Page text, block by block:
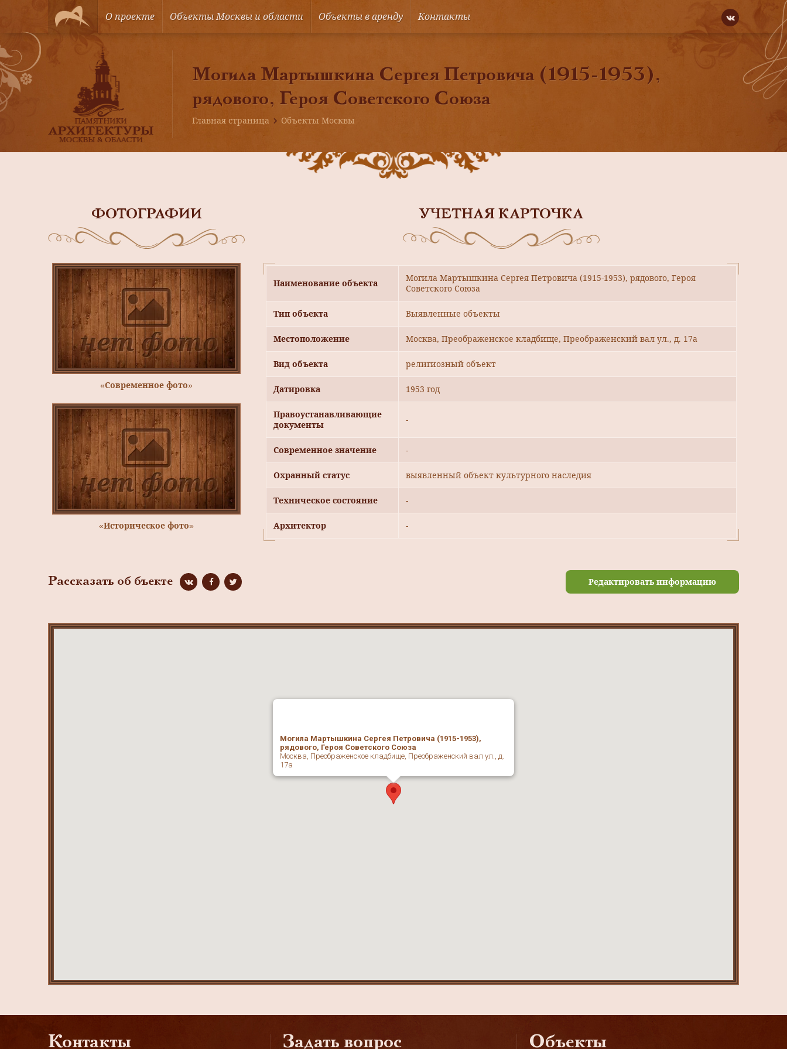
О проекте Объекты Москвы и области Объекты в аренду Контакты
Могила Мартышкина Сергея Петровича (1915-1953),
рядового, Героя Советского Союза
Главная страница Объекты Москвы
ФОТОГРАФИИ
«Современное фото»
«Историческое фото»
УЧЕТНАЯ КАРТОЧКА
Наименование объекта
Могила Мартышкина Сергея Петровича (1915-1953), рядового, Героя
Советского Союза
Тип объекта Выявленные объекты
Местоположение Москва, Преображенское кладбище, Преображенский вал ул., д. 17а
Вид объекта религиозный объект
Датировка 1953 год
Правоустанавливающие
документы
-
Современное значение -
Охранный статус выявленный объект культурного наследия
Техническое состояние -
Архитектор -
Рассказать об бъекте Редактировать информацию
Могила Мартышкина Сергея Петровича (1915-1953),
рядового, Героя Советского Союза
Москва, Преображенское кладбище, Преображенский вал ул., д.
17а
Контакты Задать вопрос Объекты